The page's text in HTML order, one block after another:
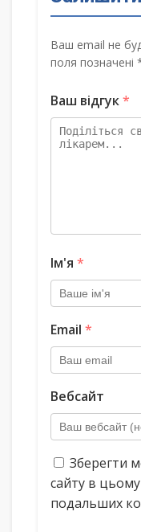
Ваш email не
поля позначені
Ваш відгук*
Ім'я *
Email *
Вебсайт
Зберегти
сайту в цьому
подальших